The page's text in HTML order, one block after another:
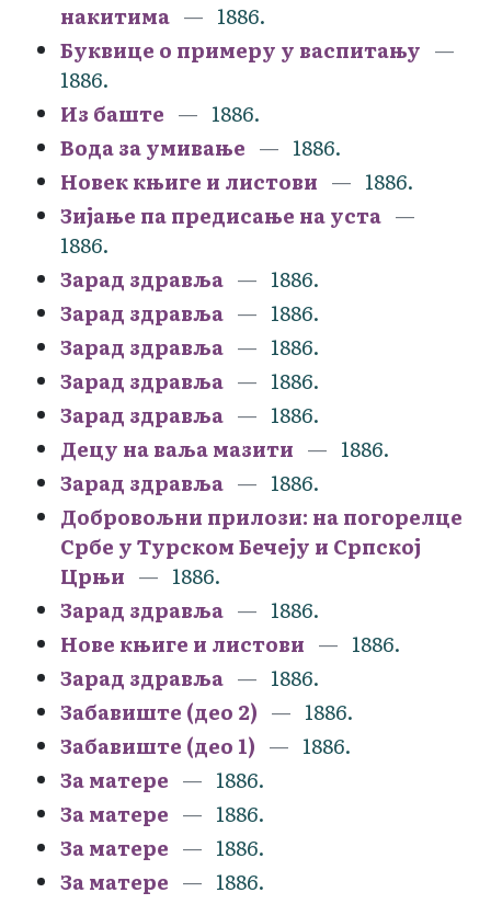
накитима
1886.
Буквице о примеру у васпитању
1886.
Из баште
1886.
Вода за умивање
1886.
Новек књиге и листови
1886.
Зијање па предисање на уста
1886.
Зарад здравља
1886.
Зарад здравља
1886.
Зарад здравља
1886.
Зарад здравља
1886.
Зарад здравља
1886.
Децу на ваља мазити
1886.
Зарад здравља
1886.
Добровољни прилози: на погорелце
Србе у Турском Бечеју и Српској
Црњи
1886.
Зарад здравља
1886.
Нове књиге и листови
1886.
Зарад здравља
1886.
Забавиште (део 2)
1886.
Забавиште (део 1)
1886.
За матере
1886.
За матере
1886.
За матере
1886.
За матере
1886.